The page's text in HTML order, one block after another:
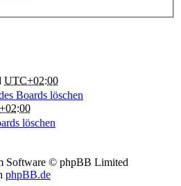
UTC+02:00
Boards löschen
löschen
Software © phpBB Limited
phpBB.de